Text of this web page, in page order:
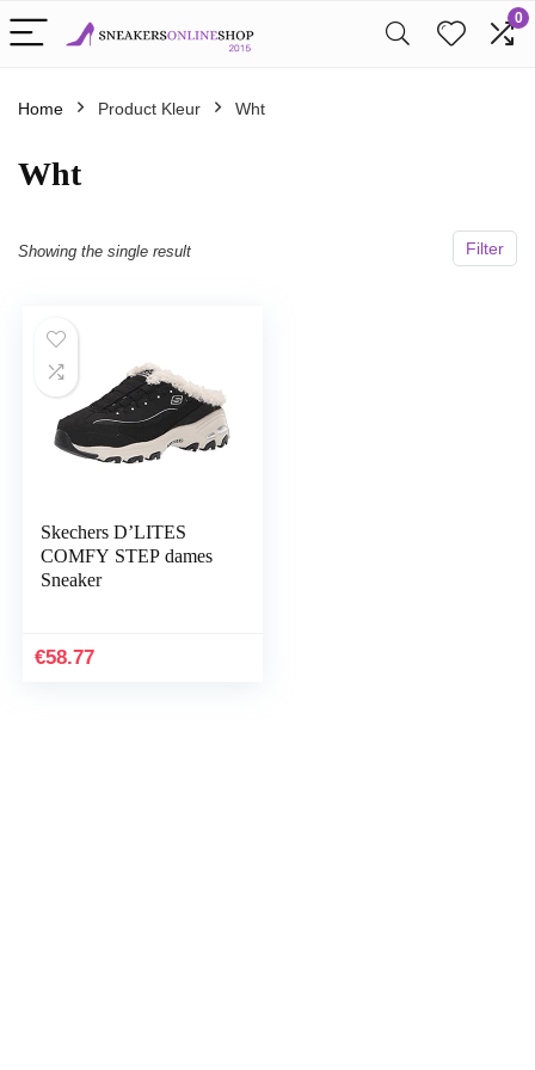
0
Home Product Kleur Wht
Wht
Filter
Showing the single result
Skechers D’LITES
COMFY STEP dames
Sneaker
€58.77